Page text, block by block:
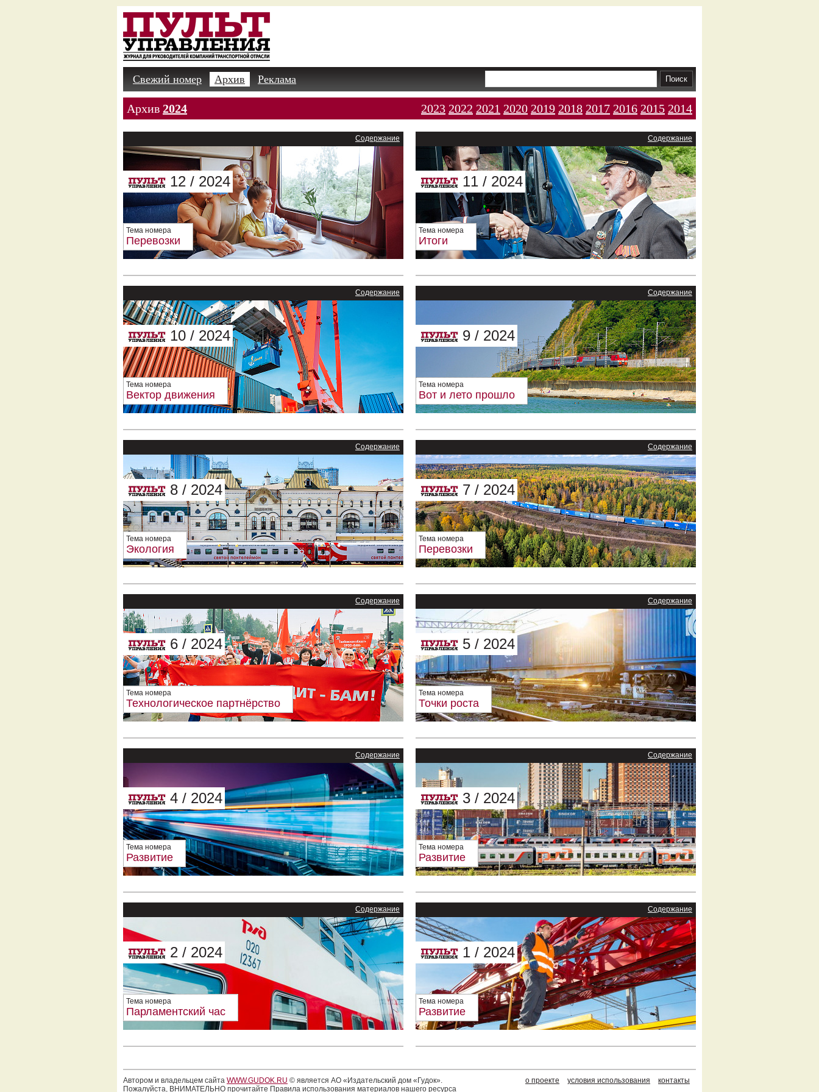
Свежий номер Архив Реклама
Архив 2024 2023 2022 2021 2020 2019 2018 2017 2016 2015 2014
Содержание
12 / 2024
Тема номера
Перевозки
Содержание
11 / 2024
Тема номера
Итоги
Содержание
10 / 2024
Тема номера
Вектор движения
Содержание
9 / 2024
Тема номера
Вот и лето прошло
Содержание
8 / 2024
Тема номера
Экология
Содержание
7 / 2024
Тема номера
Перевозки
Содержание
6 / 2024
Тема номера
Технологическое партнёрство
Содержание
5 / 2024
Тема номера
Точки роста
Содержание
4 / 2024
Тема номера
Развитие
Содержание
3 / 2024
Тема номера
Развитие
Содержание
2 / 2024
Тема номера
Парламентский час
Содержание
1 / 2024
Тема номера
Развитие
Автором и владельцем сайта WWW.GUDOK.RU © является АО «Издательский дом «Гудок».
Пожалуйста, ВНИМАТЕЛЬНО прочитайте Правила использования материалов нашего ресурса
о проекте условия использования контакты